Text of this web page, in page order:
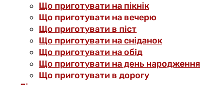
Що приготувати на пікнік
Що приготувати на вечерю
Що приготувати в піст
Що приготувати на сніданок
Що приготувати на обід
Що приготувати на день народження
Що приготувати в дорогу